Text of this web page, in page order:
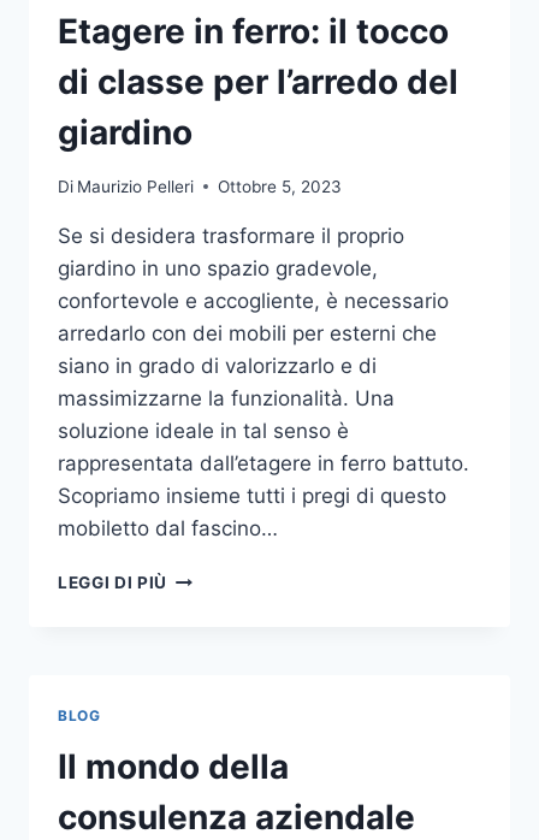
Etagere in ferro: il tocco
di classe per l’arredo del
giardino
Di Maurizio Pelleri Ottobre 5, 2023
Se si desidera trasformare il proprio
giardino in uno spazio gradevole,
confortevole e accogliente, è necessario
arredarlo con dei mobili per esterni che
siano in grado di valorizzarlo e di
massimizzarne la funzionalità. Una
soluzione ideale in tal senso è
rappresentata dall’etagere in ferro battuto.
Scopriamo insieme tutti i pregi di questo
mobiletto dal fascino…
LEGGI DI PIÙ ETAGERE
PER
L’ARREDO
GIARDINO
BLOG
Il mondo della
consulenza aziendale